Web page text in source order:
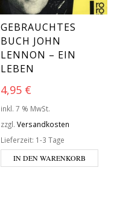
GEBRAUCHTES
BUCH JOHN
LENNON – EIN
LEBEN
4,95 €
inkl. 7 % MwSt.
zzgl. Versandkosten
Lieferzeit: 1-3 Tage
IN DEN WARENKORB